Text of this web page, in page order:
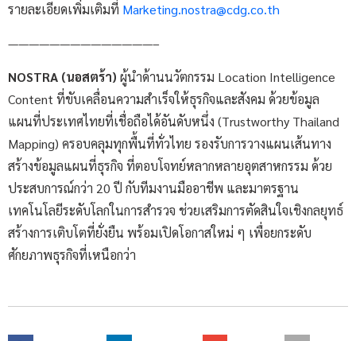
รายละเอียดเพิ่มเติมที่ Marketing.nostra@cdg.co.th
——————————————–
NOSTRA (นอสตร้า) ผู้นำด้านนวัตกรรม Location Intelligence
Content ที่ขับเคลื่อนความสำเร็จให้ธุรกิจและสังคม ด้วยข้อมูล
แผนที่ประเทศไทยที่เชื่อถือได้อันดับหนึ่ง (Trustworthy Thailand
Mapping) ครอบคลุมทุกพื้นที่ทั่วไทย รองรับการวางแผนเส้นทาง
สร้างข้อมูลแผนที่ธุรกิจ ที่ตอบโจทย์หลากหลายอุตสาหกรรม ด้วย
ประสบการณ์กว่า 20 ปี กับทีมงานมืออาชีพ และมาตรฐาน
เทคโนโลยีระดับโลกในการสำรวจ ช่วยเสริมการตัดสินใจเชิงกลยุทธ์
สร้างการเติบโตที่ยั่งยืน พร้อมเปิดโอกาสใหม่ ๆ เพื่อยกระดับ
ศักยภาพธุรกิจที่เหนือกว่า